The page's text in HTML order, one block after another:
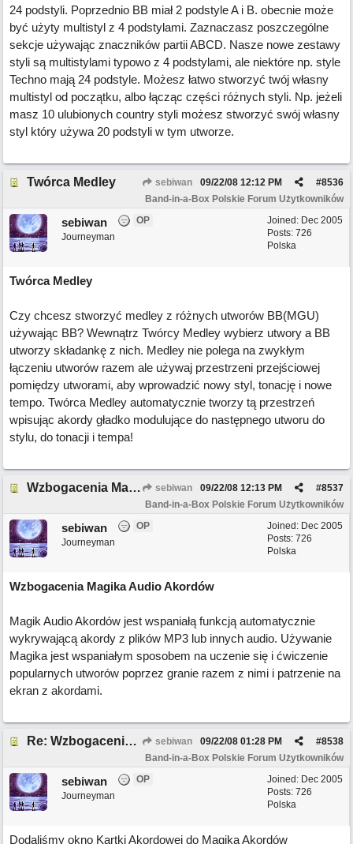
24 podstyli. Poprzednio BB miał 2 podstyle A i B. obecnie może
być użyty multistyl z 4 podstylami. Zaznaczasz poszczególne
sekcje używając znaczników partii ABCD. Nasze nowe zestawy
styli są multistylami typowo z 4 podstylami, ale niektóre np. style
Techno mają 24 podstyle. Możesz łatwo stworzyć twój własny
multistyl od początku, albo łącząc części różnych styli. Np. jeżeli
masz 10 ulubionych country styli możesz stworzyć swój własny
styl który używa 20 podstyli w tym utworze.
Twórca Medley sebiwan #8536
09/22/08 12:12 PM
Band-in-a-Box Polskie Forum Użytkowników
Joined: Dec 2005
Posts: 726
Polska
sebiwan
OP
Journeyman
Twórca Medley
Czy chcesz stworzyć medley z różnych utworów BB(MGU)
używając BB? Wewnątrz Twórcy Medley wybierz utwory a BB
utworzy składankę z nich. Medley nie polega na zwykłym
łączeniu utworów razem ale używaj przestrzeni przejściowej
pomiędzy utworami, aby wprowadzić nowy styl, tonację i nowe
tempo. Twórca Medley automatycznie tworzy tą przestrzeń
wpisując akordy gładko modulujące do następnego utworu do
stylu, do tonacji i tempa!
Wzbogacenia Magika Audio Akordów sebiwan #8537
09/22/08 12:13 PM
Band-in-a-Box Polskie Forum Użytkowników
Joined: Dec 2005
Posts: 726
Polska
sebiwan
OP
Journeyman
Wzbogacenia Magika Audio Akordów
Magik Audio Akordów jest wspaniałą funkcją automatycznie
wykrywającą akordy z plików MP3 lub innych audio. Używanie
Magika jest wspaniałym sposobem na uczenie się i ćwiczenie
popularnych utworów poprzez granie razem z nimi i patrzenie na
ekran z akordami.
Re: Wzbogacenia Magika Audio Akordów sebiwan #8538
09/22/08 01:28 PM
Band-in-a-Box Polskie Forum Użytkowników
Joined: Dec 2005
Posts: 726
Polska
sebiwan
OP
Journeyman
Dodaliśmy okno Kartki Akordowej do Magika Akordów